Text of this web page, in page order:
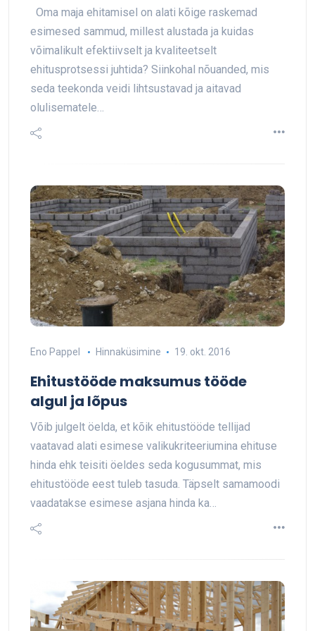
Oma maja ehitamisel on alati kõige raskemad
esimesed sammud, millest alustada ja kuidas
võimalikult efektiivselt ja kvaliteetselt
ehitusprotsessi juhtida? Siinkohal nõuanded, mis
seda teekonda veidi lihtsustavad ja aitavad
olulisematele…
Eno Pappel Hinnaküsimine 19. okt. 2016
Ehitustööde maksumus tööde
algul ja lõpus
Võib julgelt öelda, et kõik ehitustööde tellijad
vaatavad alati esimese valikukriteeriumina ehituse
hinda ehk teisiti öeldes seda kogusummat, mis
ehitustööde eest tuleb tasuda. Täpselt samamoodi
vaadatakse esimese asjana hinda ka…